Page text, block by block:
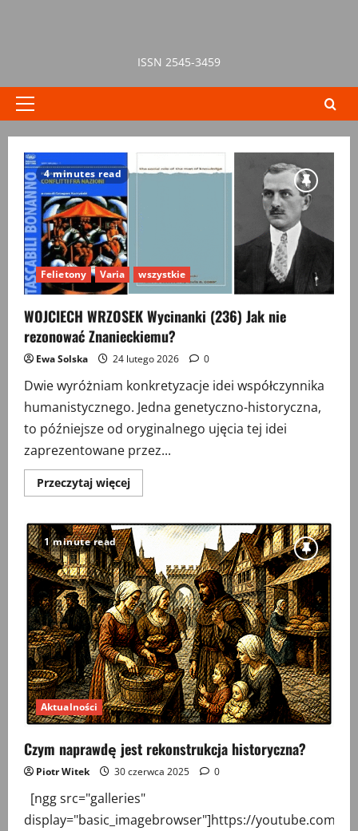
ISSN 2545-3459
Menu
test4 minutes read
Felietony Varia wszystkie
WOJCIECH WRZOSEK Wycinanki (236) Jak nie
rezonować Znanieckiemu?
Ewa Solska 24 lutego 2026 0
Dwie wyróżniam konkretyzacje idei współczynnika
humanistycznego. Jedna genetyczno-historyczna,
to późniejsze od oryginalnego ujęcia tej idei
zaprezentowane przez...
Przeczytaj więcejPrzeczytaj
więcej
WRZOSEK
Wycinanki
(236)
Jak
nie
rezonować
Znanieckiemu?
1 minute read
Aktualności
Czym naprawdę jest rekonstrukcja historyczna?
Piotr Witek 30 czerwca 2025 0
[ngg src="galleries"
display="basic_imagebrowser"]https://youtube.com/